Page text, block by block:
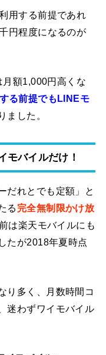
用する前提であれ
円程度になるのが
額1,000円高くな
る前提でもLINEモ
ました。
モバイルだけ！
だれとでも定額」と
る 完全無制限かけ放
は楽天モバイルにも
たが2018年夏時点
り多く、月数時間コ
迷わずワイモバイル